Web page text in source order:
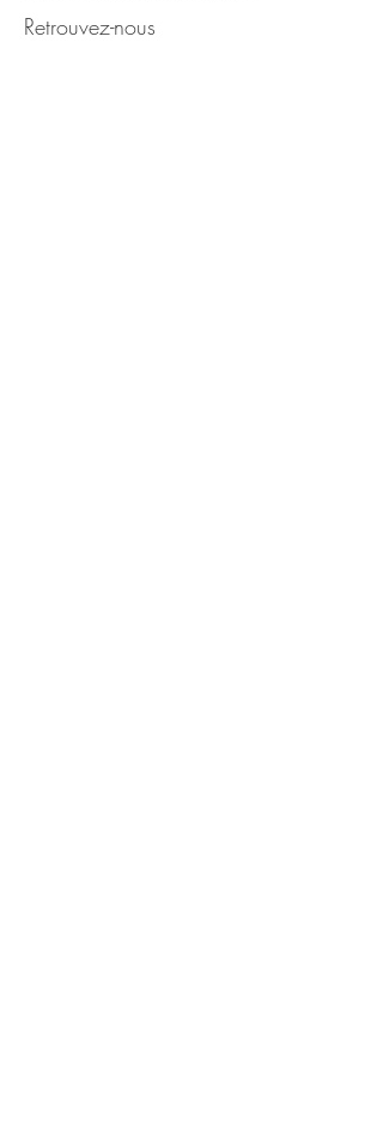
Retrouvez-nous